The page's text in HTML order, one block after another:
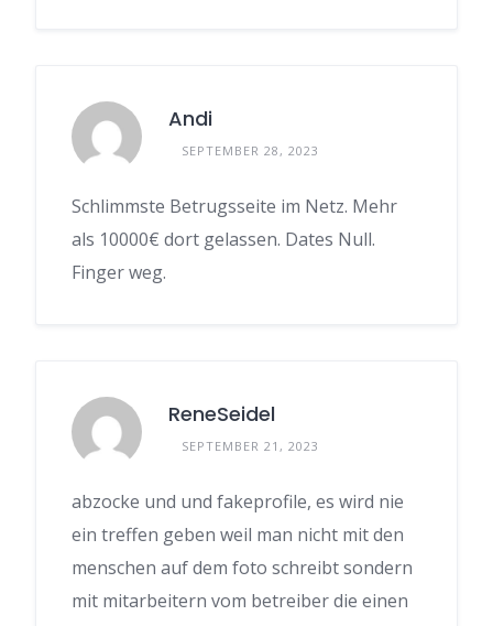
Andi
SEPTEMBER 28, 2023
Schlimmste Betrugsseite im Netz. Mehr
als 10000€ dort gelassen. Dates Null.
Finger weg.
ReneSeidel
SEPTEMBER 21, 2023
abzocke und und fakeprofile, es wird nie
ein treffen geben weil man nicht mit den
menschen auf dem foto schreibt sondern
mit mitarbeitern vom betreiber die einen